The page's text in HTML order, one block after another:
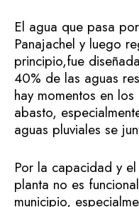
El agua que pasa
Panajachel y luego
principio,fue
40% de las aguas
hay momentos en
abasto,
aguas pluviales se
Por la capacidad y
planta no es
municipio,